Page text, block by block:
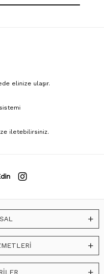
elinize ulaşır.
iletebilirsiniz.